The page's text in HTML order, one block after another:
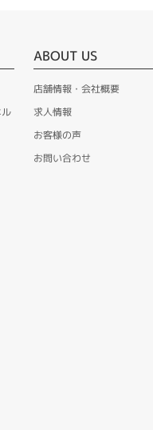
ABOUT US
店舗情報・会社概要
求人情報
お客様の声
お問い合わせ